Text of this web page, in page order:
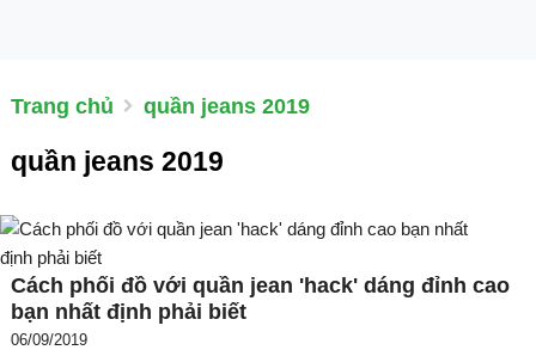
Trang chủ quần jeans 2019
quần jeans 2019
Cách phối đồ với quần jean 'hack' dáng đỉnh cao
bạn nhất định phải biết
06/09/2019